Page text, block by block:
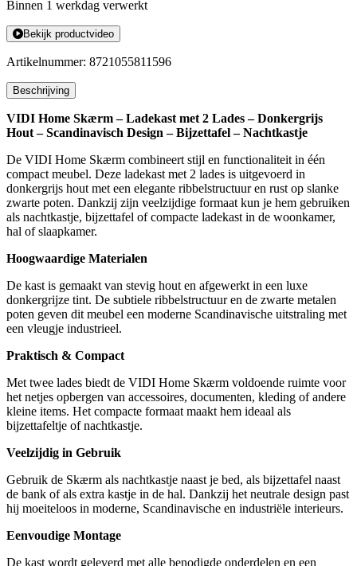
Binnen 1 werkdag verwerkt
Bekijk productvideo
Artikelnummer: 8721055811596
Beschrijving
VIDI Home Skærm – Ladekast met 2 Lades – Donkergrijs
Hout – Scandinavisch Design – Bijzettafel – Nachtkastje
De VIDI Home Skærm combineert stijl en functionaliteit in één
compact meubel. Deze ladekast met 2 lades is uitgevoerd in
donkergrijs hout met een elegante ribbelstructuur en rust op slanke
zwarte poten. Dankzij zijn veelzijdige formaat kun je hem gebruiken
als nachtkastje, bijzettafel of compacte ladekast in de woonkamer,
hal of slaapkamer.
Hoogwaardige Materialen
De kast is gemaakt van stevig hout en afgewerkt in een luxe
donkergrijze tint. De subtiele ribbelstructuur en de zwarte metalen
poten geven dit meubel een moderne Scandinavische uitstraling met
een vleugje industrieel.
Praktisch & Compact
Met twee lades biedt de VIDI Home Skærm voldoende ruimte voor
het netjes opbergen van accessoires, documenten, kleding of andere
kleine items. Het compacte formaat maakt hem ideaal als
bijzettafeltje of nachtkastje.
Veelzijdig in Gebruik
Gebruik de Skærm als nachtkastje naast je bed, als bijzettafel naast
de bank of als extra kastje in de hal. Dankzij het neutrale design past
hij moeiteloos in moderne, Scandinavische en industriële interieurs.
Eenvoudige Montage
De kast wordt geleverd met alle benodigde onderdelen en een